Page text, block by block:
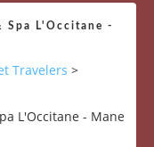
Spa L'Occitane -
Travelers >
L'Occitane - Mane